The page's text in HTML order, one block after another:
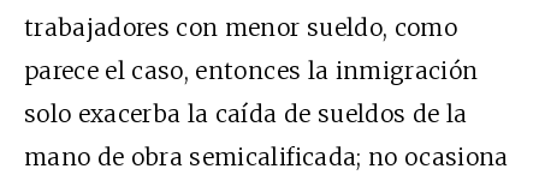
trabajadores con menor sueldo, como
parece el caso, entonces la inmigración
solo exacerba la caída de sueldos de la
mano de obra semicalificada; no ocasiona